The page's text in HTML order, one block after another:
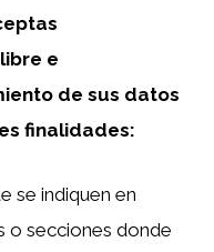
e
de sus datos
finalidades:
se indiquen en
o secciones donde